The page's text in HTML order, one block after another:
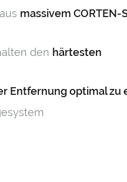
aus massivem CORTEN-
den härtesten
Entfernung optimal zu